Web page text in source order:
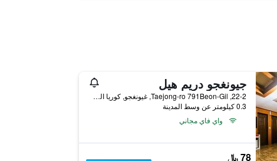
جيونغجو دريم هيل
22-2, Taejong-ro 791Beon-Gil, غيونغجو, كوريا الجنوبية
0.3 كيلومتر عن وسط المدينة
واي فاي مجاني
78 ﷼